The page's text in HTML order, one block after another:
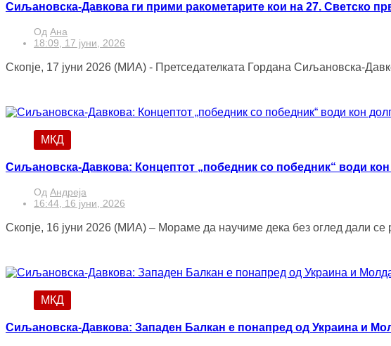
Сиљановска-Давкова ги прими ракометарите кои на 27. Светско
Од Ана
18:09, 17 јуни, 2026
Скопје, 17 јуни 2026 (МИА) - Претседателката Гордана Сиљановска-
МКД
Сиљановска-Давкова: Концептот „победник со победник“ води
Од Андреја
16:44, 16 јуни, 2026
Скопје, 16 јуни 2026 (МИА) – Мораме да научиме дека без оглед дали се
МКД
Сиљановска-Давкова: Западен Балкан е понапред од Украина и